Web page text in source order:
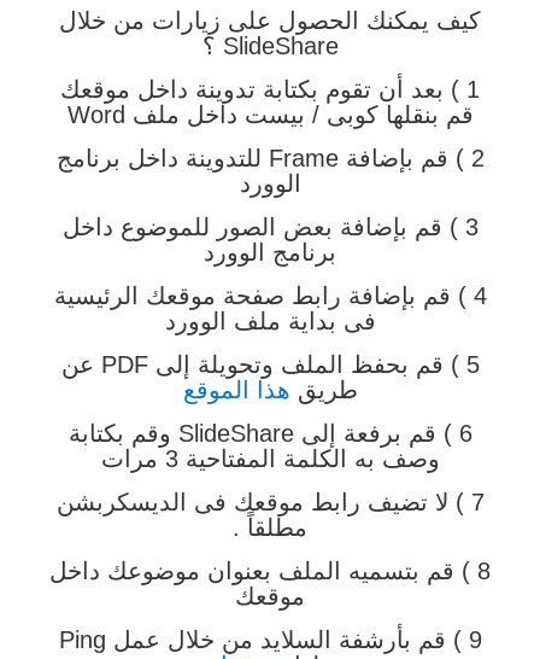
كيف يمكنك الحصول على زيارات من خلال
SlideShare ؟
1 ) بعد أن تقوم بكتابة تدوينة داخل موقعك
قم بنقلها كوبى / بيست داخل ملف Word
2 ) قم بإضافة Frame للتدوينة داخل برنامج
الوورد
3 ) قم بإضافة بعض الصور للموضوع داخل
برنامج الوورد
4 ) قم بإضافة رابط صفحة موقعك الرئيسية
فى بداية ملف الوورد
5 ) قم بحفظ الملف وتحويلة إلى PDF عن
طريق هذا الموقع
6 ) قم برفعة إلى SlideShare وقم بكتابة
وصف به الكلمة المفتاحية 3 مرات
7 ) لا تضيف رابط موقعك فى الديسكربشن
مطلقاً .
8 ) قم بتسميه الملف بعنوان موضوعك داخل
موقعك
9 ) قم بأرشفة السلايد من خلال عمل Ping